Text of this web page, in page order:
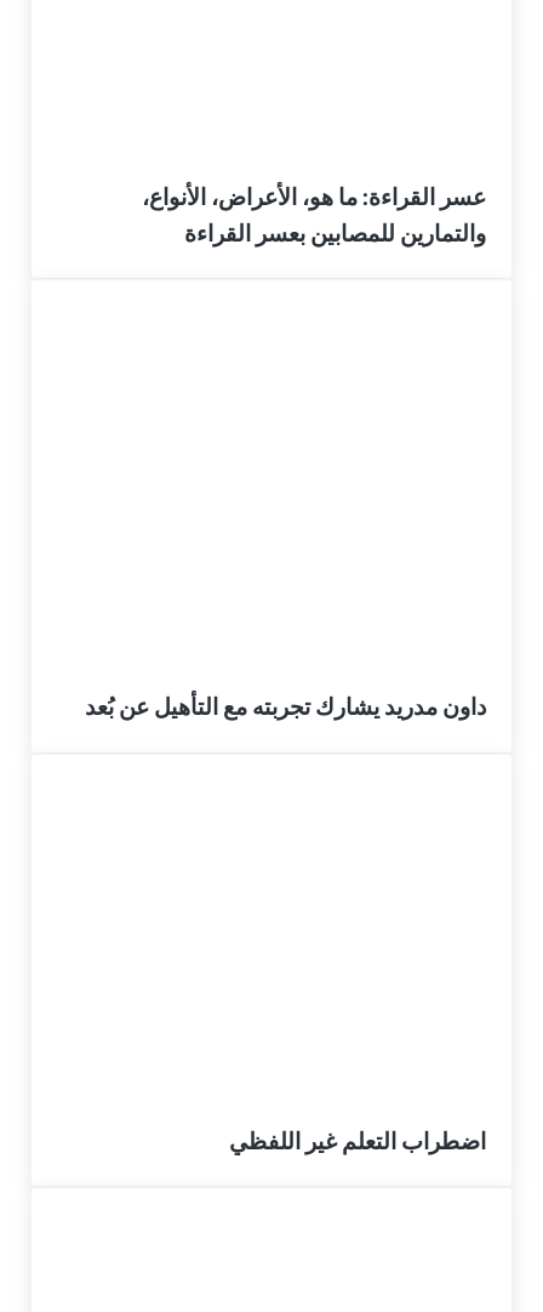
عسر القراءة: ما هو، الأعراض، الأنواع،
والتمارين للمصابين بعسر القراءة
داون مدريد يشارك تجربته مع التأهيل عن بُعد
اضطراب التعلم غير اللفظي